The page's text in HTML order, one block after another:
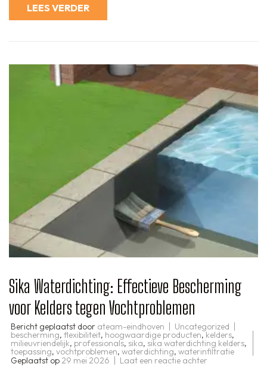
LEES VERDER
Sika Waterdichting: Effectieve Bescherming
voor Kelders tegen Vochtproblemen
Bericht geplaatst door ateam-eindhoven Uncategorized
bescherming, flexibiliteit, hoogwaardige producten,kelders,
milieuvriendelijk, professionals, sika, sika waterdichting kelders,
toepassing, vochtproblemen, waterdichting, waterinfiltratie
Geplaatst op 29 mei 2026 Laat een reactie achter